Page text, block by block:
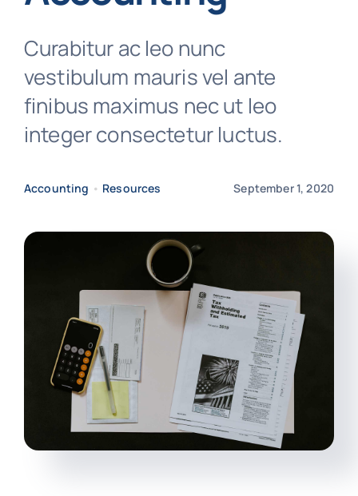
Curabitur ac leo nunc
vestibulum mauris vel ante
finibus maximus nec ut leo
integer consectetur luctus.
Accounting • Resources September 1, 2020